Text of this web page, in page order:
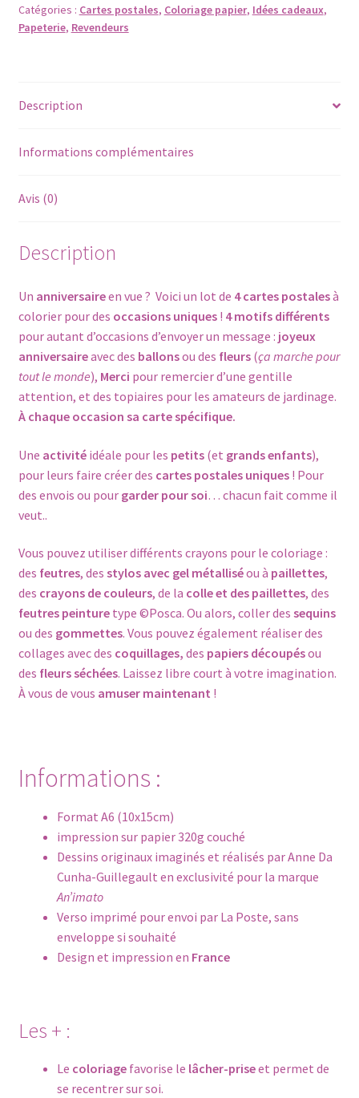
Lot
de
et
-
colorier
Catégories : Cartes postales, Coloriage papier, Idées cadeaux,
Papeterie, Revendeurs
Description
Informations complémentaires
Avis (0)
Description
Un anniversaireen vue ? Voici un lot de 4 cartes postalesà
colorier pour des occasions uniques! 4 motifs différents
pour autant d’occasions d’envoyer un message : joyeux
anniversaireavec des ballonsou des fleurs(ça marche pour
tout le monde), Merci pour remercier d’une gentille
attention, et des topiaires pour les amateurs de jardinage.
À chaque occasion sa carte spécifique.
Une activitéidéale pour les petits(et grands enfants),
pour leurs faire créer des cartes postales uniques! Pour
des envois ou pour garder pour soi… chacun fait comme il
veut..
Vous pouvez utiliser différents crayons pour le coloriage :
des feutres, des stylos avec gel métalliséou à paillettes,
des crayons de couleurs, de la colle et des paillettes, des
feutres peinturetype ©Posca. Ou alors, coller des sequins
ou des gommettes. Vous pouvez également réaliser des
collages avec des coquillages, des papiers découpésou
des fleurs séchées. Laissez libre court à votre imagination.
À vous de vous amuser maintenant !
Informations :
Format A6 (10x15cm)
impression sur papier 320g couché
Dessins originaux imaginés et réalisés par Anne Da
Cunha-Guillegault en exclusivité pour la marque
An’imato
Verso imprimé pour envoi par La Poste, sans
enveloppe si souhaité
Design et impression en France
Les + :
Le coloriagefavorise le lâcher-priseet permet de
se recentrer sur soi.